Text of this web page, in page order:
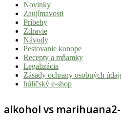
Novinky
Zaujímavosti
Príbehy
Zdravie
Návody
Pestovanie konope
Recepty a mňamky
Legalizácia
Zásady ochrany osobných
húličský e-shop
alkohol vs